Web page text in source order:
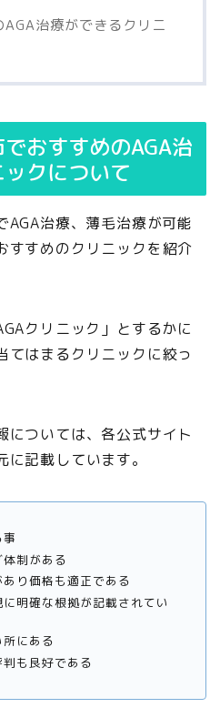
治療ができるクリニ
おすすめのAGA治
クについて
AGA治療、薄毛治療が可能
すすめのクリニックを紹介
クリニック」とするかに
てはまるクリニックに絞っ
については、各公式サイト
記載しています。
制がある
り価格も適正である
明確な根拠が記載されてい
にある
も良好である